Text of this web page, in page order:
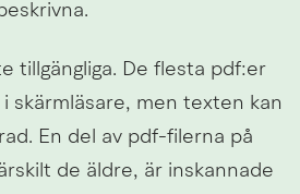
tillgängliga. De flesta pdf:er
skärmläsare, men texten kan
En del av pdf-filerna på
de äldre, är inskannade